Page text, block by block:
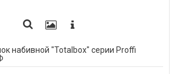
набивной "Totalbox" серии Proffi